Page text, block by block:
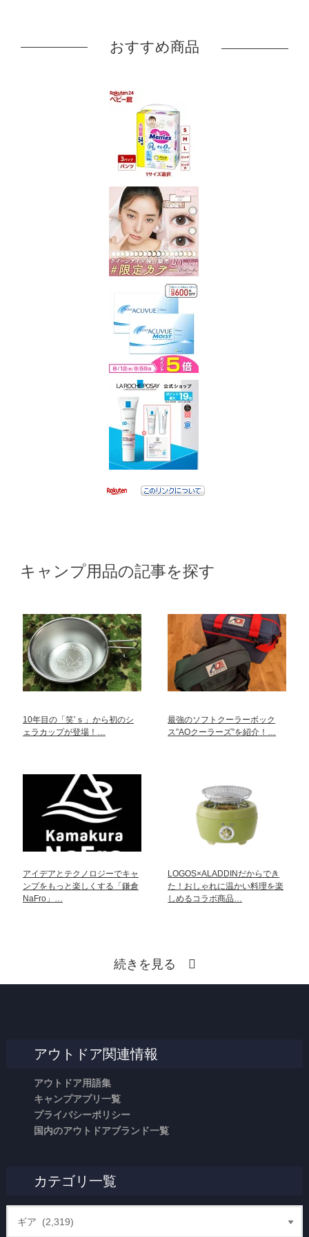
おすすめ商品
キャンプ用品の記事を探す
10年目の「笑’ｓ」から初のシ
ェラカップが登場！…
最強のソフトクーラーボック
ス”AOクーラーズ”を紹介！…
アイデアとテクノロジーでキャ
ンプをもっと楽しくする「鎌倉
NaFro」…
LOGOS×ALADDINだからでき
た！おしゃれに温かい料理を楽
しめるコラボ商品…
続きを見る
アウトドア関連情報
アウトドア用語集
キャンプアプリ一覧
プライバシーポリシー
国内のアウトドアブランド一覧
カテゴリ一覧